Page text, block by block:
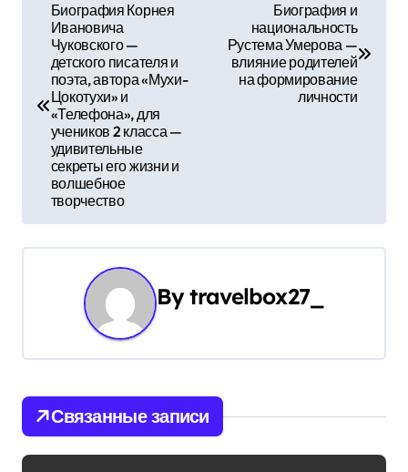
и
ц
а
Биография Корнея
Ивановича
Чуковского —
детского писателя и
поэта, автора «Мухи-
Цокотухи» и
«Телефона», для
учеников 2 класса —
удивительные
секреты его жизни и
волшебное
творчество
Биография и
национальность
Рустема Умерова —
влияние родителей
на формирование
личности
Bytravelbox27_
Связанные записи